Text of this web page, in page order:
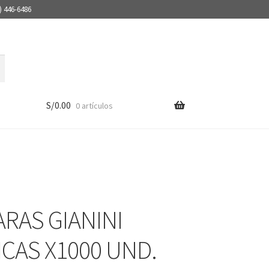
446-6486
S/0.00 0 artículos
GIANINI
X1000 UND.